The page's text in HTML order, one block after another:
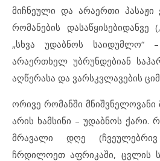
მიჩნეული და არაერთი პასაჟი
რომანების
„სხვა უდაბნოს საიდუმლო“
არაერთხელ უბრუნდებიან
აღწერასა და ვარსკვლავების
ორივე რომანში
არის ხამსინი – უდაბნოს
მრავალი დღე
ჩრდილოეთ აფრიკაში, ცვლის